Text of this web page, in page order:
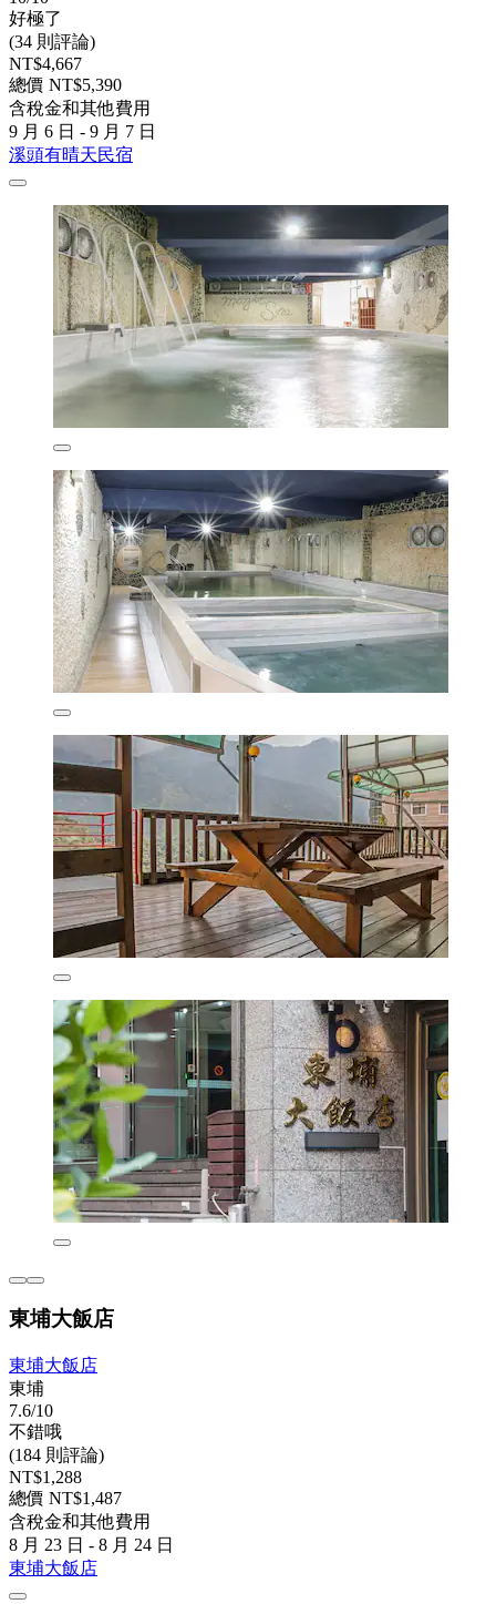
好極了
(34 則評論)
NT$4,667
總價 NT$5,390
含稅金和其他費用
9 月 6 日 - 9 月 7 日
溪頭有晴天民宿
東埔大飯店
東埔大飯店
東埔
7.6/10
不錯哦
(184 則評論)
NT$1,288
總價 NT$1,487
含稅金和其他費用
8 月 23 日 - 8 月 24 日
東埔大飯店